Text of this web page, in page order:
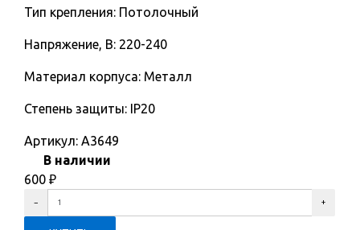
Тип крепления: Потолочный
Напряжение, В: 220-240
Материал корпуса: Металл
Степень защиты: IP20
Артикул: A3649
В наличии
600 ₽